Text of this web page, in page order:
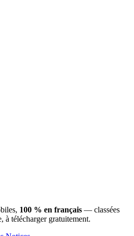
100 % en français — classées
à télécharger gratuitement.